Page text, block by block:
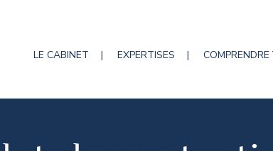
LE CABINET EXPERTISES